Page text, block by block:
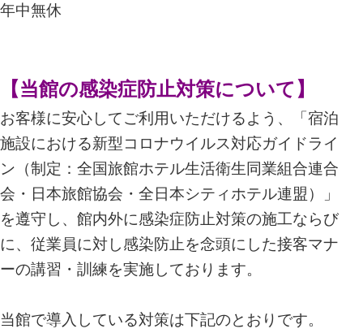
年中無休
【当館の感染症防止対策について】
お客様に安心してご利用いただけるよう、「宿泊
施設における新型コロナウイルス対応ガイドライ
ン（制定：全国旅館ホテル生活衛生同業組合連合
会・日本旅館協会・全日本シティホテル連盟）」
を遵守し、館内外に感染症防止対策の施工ならび
に、従業員に対し感染防止を念頭にした接客マナ
ーの講習・訓練を実施しております。
当館で導入している対策は下記のとおりです。